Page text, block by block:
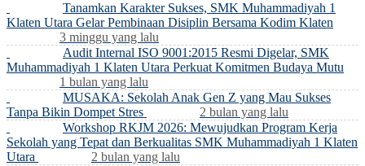
Tanamkan Karakter Sukses, SMK Muhammadiyah 1
Klaten Utara Gelar Pembinaan Disiplin Bersama Kodim Klaten
3 minggu yang lalu
Audit Internal ISO 9001:2015 Resmi Digelar, SMK
Muhammadiyah 1 Klaten Utara Perkuat Komitmen Budaya Mutu
1 bulan yang lalu
MUSAKA: Sekolah Anak Gen Z yang Mau Sukses
Tanpa Bikin Dompet Stres
2 bulan yang lalu
Workshop RKJM 2026: Mewujudkan Program Kerja
Sekolah yang Tepat dan Berkualitas SMK Muhammadiyah 1 Klaten
Utara
2 bulan yang lalu